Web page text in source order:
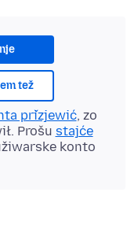
tež
přizjewić, zo
Prošu stajće
konto